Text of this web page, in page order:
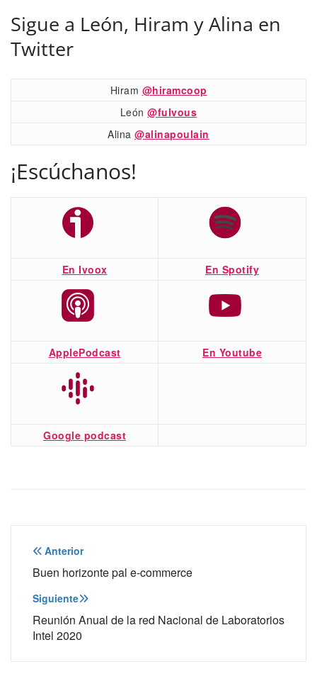
Sigue a León, Hiram y Alina en
Twitter
Hiram @hiramcoop
León@fulvous
Alina@alinapoulain
¡Escúchanos!
En Ivoox En Spotify
ApplePodcast En Youtube
Google podcast
Navegación
de
entradas
Anterior
Buen horizonte pal e-commerce
Siguiente
Reunión Anual de la red Nacional de Laboratorios
Intel 2020